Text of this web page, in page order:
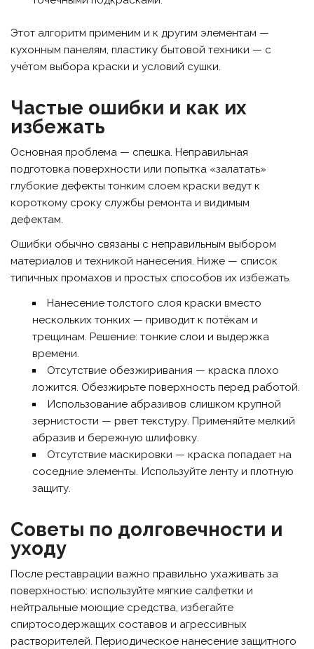
Этот алгоритм применим и к другим элементам —
кухонным панелям, пластику бытовой техники — с
учётом выбора краски и условий сушки.
Частые ошибки и как их
избежать
Основная проблема — спешка. Неправильная
подготовка поверхности или попытка «залатать»
глубокие дефекты тонким слоем краски ведут к
короткому сроку службы ремонта и видимым
дефектам.
Ошибки обычно связаны с неправильным выбором
материалов и техникой нанесения. Ниже — список
типичных промахов и простых способов их избежать.
Нанесение толстого слоя краски вместо
нескольких тонких — приводит к потёкам и
трещинам. Решение: тонкие слои и выдержка
времени.
Отсутствие обезжиривания — краска плохо
ложится. Обезжирьте поверхность перед работой.
Использование абразивов слишком крупной
зернистости — рвет текстуру. Применяйте мелкий
абразив и бережную шлифовку.
Отсутствие маскировки — краска попадает на
соседние элементы. Используйте ленту и плотную
защиту.
Советы по долговечности и
уходу
После реставрации важно правильно ухаживать за
поверхностью: используйте мягкие салфетки и
нейтральные моющие средства, избегайте
спиртосодержащих составов и агрессивных
растворителей. Периодическое нанесение защитного